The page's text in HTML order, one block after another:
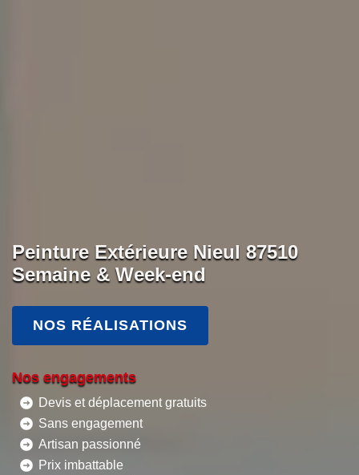
Peinture Extérieure Nieul 87510
Semaine & Week-end
NOS RÉALISATIONS
Nos engagements
Devis et déplacement gratuits
Sans engagement
Artisan passionné
Prix imbattable